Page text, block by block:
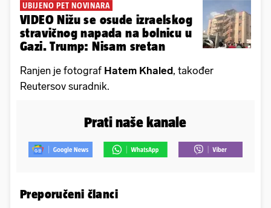
UBIJENO PET NOVINARA
VIDEO Nižu se osude izraelskog
stravičnog napada na bolnicu u
Gazi. Trump: Nisam sretan
Ranjen je fotograf Hatem Khaled, također
Reutersov suradnik.
Prati naše kanale
Preporučeni članci